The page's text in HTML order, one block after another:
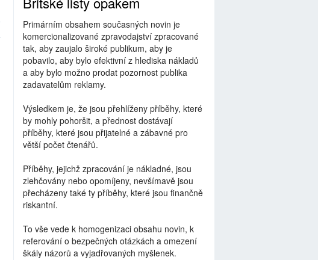
Primárním obsahem současných novin je
komercionalizované zpravodajství zpracované
tak, aby zaujalo široké publikum, aby je
pobavilo, aby bylo efektivní z hlediska nákladů
a aby bylo možno prodat pozornost publika
zadavatelům reklamy.
Výsledkem je, že jsou přehlíženy příběhy, které
by mohly pohoršit, a přednost dostávají
příběhy, které jsou přijatelné a zábavné pro
větší počet čtenářů.
Příběhy, jejichž zpracování je nákladné, jsou
zlehčovány nebo opomíjeny, nevšímavě jsou
přecházeny také ty příběhy, které jsou finančně
riskantní.
To vše vede k homogenizaci obsahu novin, k
referování o bezpečných otázkách a omezení
škály názorů a vyjadřovaných myšlenek.